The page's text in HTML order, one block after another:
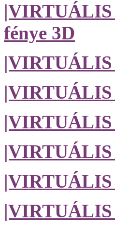
|VIRTUÁLIS
fénye 3D
|VIRTUÁLIS